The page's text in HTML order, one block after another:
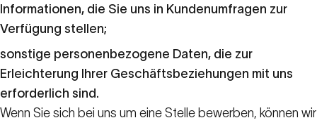
Informationen, die Sie uns in Kundenumfragen zur
Verfügung stellen;
sonstige personenbezogene Daten, die zur
Erleichterung Ihrer Geschäftsbeziehungen mit uns
erforderlich sind.
Wenn Sie sich bei uns um eine Stelle bewerben, können wir